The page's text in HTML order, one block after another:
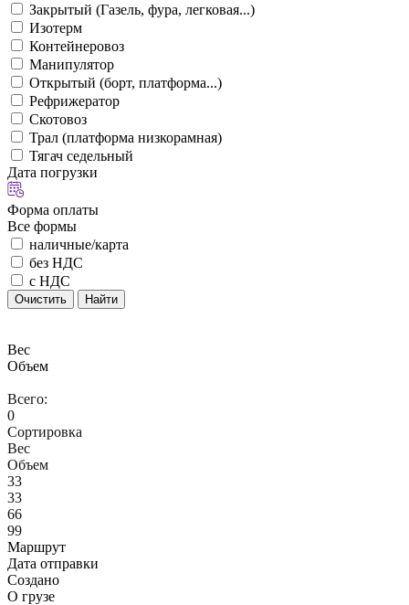
Закрытый (Газель, фура, легковая...)
Изотерм
Контейнеровоз
Манипулятор
Открытый (борт, платформа...)
Рефрижератор
Скотовоз
Трал (платформа низкорамная)
Тягач седельный
Дата погрузки
Форма оплаты
Все формы
наличные/карта
без НДС
с НДС
Очистить Найти
Вес
Объем
Всего:
0
Сортировка
Вес
Объем
33
33
66
99
Маршрут
Дата отправки
Создано
О грузе